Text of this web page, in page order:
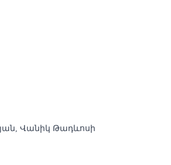
Վանիկ Թադևոսի